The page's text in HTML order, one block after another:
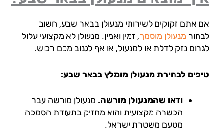
אתם זקוקים לשירותי מנעולן בבאר שבע, חשוב
מנעולן מוסמך, זמין ואמין. מנעולן לא מקצועי עלול
נזק לדלת או למנעול, או אף לגנוב מכם רכוש.
לבחירת מנעולן מומלץ בבאר שבע:
ודאו שהמנעולן מורשה.מנעולן מורשה עבר
הכשרה מקצועית והוא מחזיק בתעודת הסמכה
מטעם משטרת ישראל.